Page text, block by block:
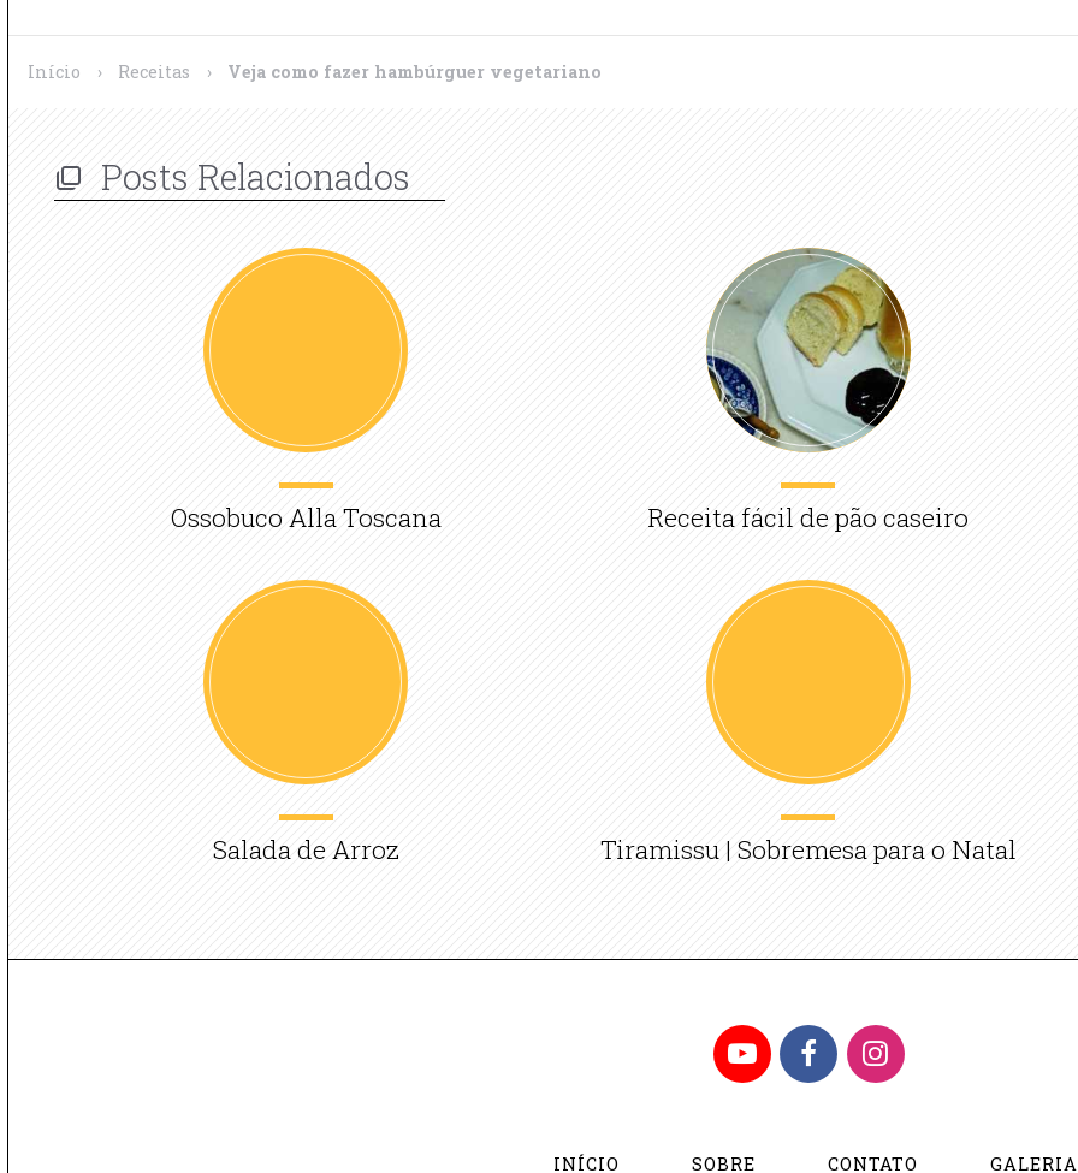
Início › Receitas › Veja como fazer hambúrguer vegetariano
Posts Relacionados
Ossobuco Alla Toscana Receita fácil de pão caseiro
Salada de Arroz Tiramissu | Sobremesa para o Natal
YouTubeFacebookInstagram
INÍCIO SOBRE CONTATO GALERIA